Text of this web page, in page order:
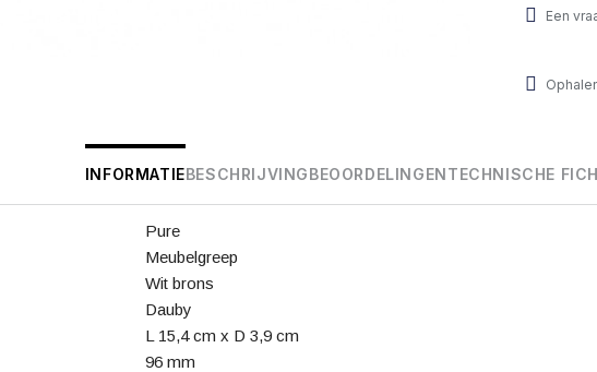
Een
INFORMATIEBESCHRIJVINGBEOORDELINGENTECHNISCHE
Pure
Meubelgreep
Wit brons
Dauby
L 15,4 cm x D 3,9 cm
96 mm